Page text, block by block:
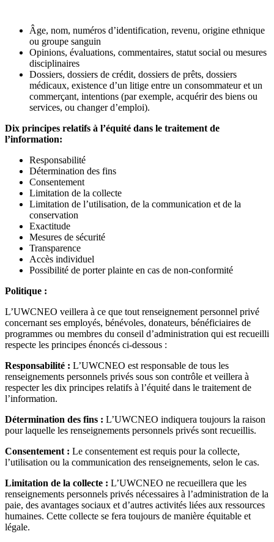
Âge, nom, numéros d’identification, revenu, origine ethnique
ou groupe sanguin
Opinions, évaluations, commentaires, statut social ou mesures
disciplinaires
Dossiers, dossiers de crédit, dossiers de prêts, dossiers
médicaux, existence d’un litige entre un consommateur et un
commerçant, intentions (par exemple, acquérir des biens ou
services, ou changer d’emploi).
Dix principes relatifs à l’équité dans le traitement de
l’information:
Responsabilité
Détermination des fins
Consentement
Limitation de la collecte
Limitation de l’utilisation, de la communication et de la
conservation
Exactitude
Mesures de sécurité
Transparence
Accès individuel
Possibilité de porter plainte en cas de non-conformité
Politique :
L’UWCNEO veillera à ce que tout renseignement personnel privé
concernant ses employés, bénévoles, donateurs, bénéficiaires de
programmes ou membres du conseil d’administration qui est recueilli
respecte les principes énoncés ci-dessous :
Responsabilité : L’UWCNEO est responsable de tous les
renseignements personnels privés sous son contrôle et veillera à
respecter les dix principes relatifs à l’équité dans le traitement de
l’information.
Détermination des fins : L’UWCNEO indiquera toujours la raison
pour laquelle les renseignements personnels privés sont recueillis.
Consentement : Le consentement est requis pour la collecte,
l’utilisation ou la communication des renseignements, selon le cas.
Limitation de la collecte : L’UWCNEO ne recueillera que les
renseignements personnels privés nécessaires à l’administration de la
paie, des avantages sociaux et d’autres activités liées aux ressources
humaines. Cette collecte se fera toujours de manière équitable et
légale.